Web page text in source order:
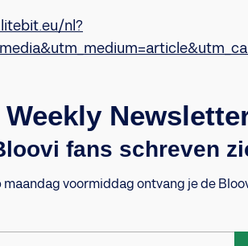
nl?
fans schreven
maandag voormiddag ontvang je de